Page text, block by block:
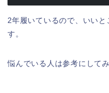
2年履いているので、いい
す。
悩んでいる人は参考にして